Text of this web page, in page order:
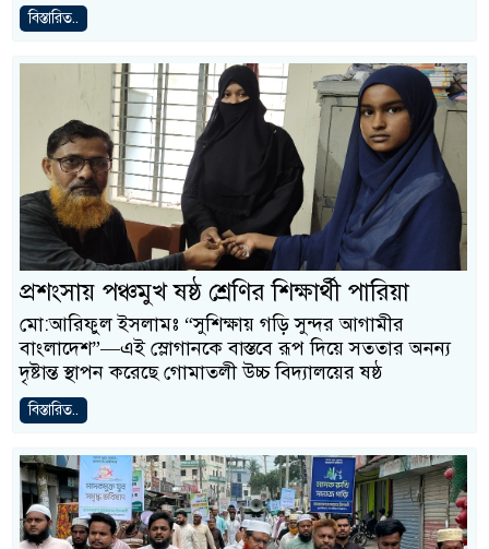
বিস্তারিত..
প্রশংসায় পঞ্চমুখ ষষ্ঠ শ্রেণির শিক্ষার্থী পারিয়া
মো:আরিফুল ইসলামঃ “সুশিক্ষায় গড়ি সুন্দর আগামীর
বাংলাদেশ”—এই স্লোগানকে বাস্তবে রূপ দিয়ে সততার অনন্য
দৃষ্টান্ত স্থাপন করেছে গোমাতলী উচ্চ বিদ্যালয়ের ষষ্ঠ
বিস্তারিত..